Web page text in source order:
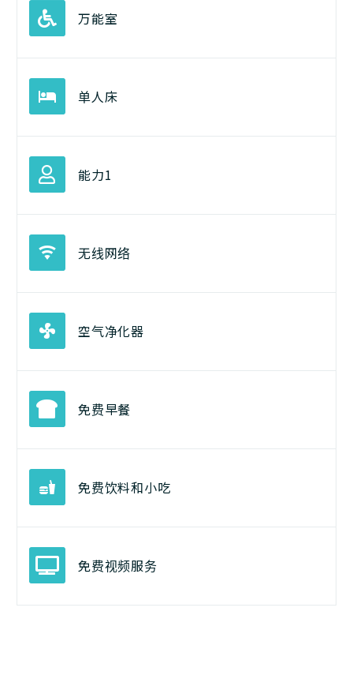
万能室
单人床
能力1
无线网络
空气净化器
免费早餐
免费饮料和小吃
免费视频服务